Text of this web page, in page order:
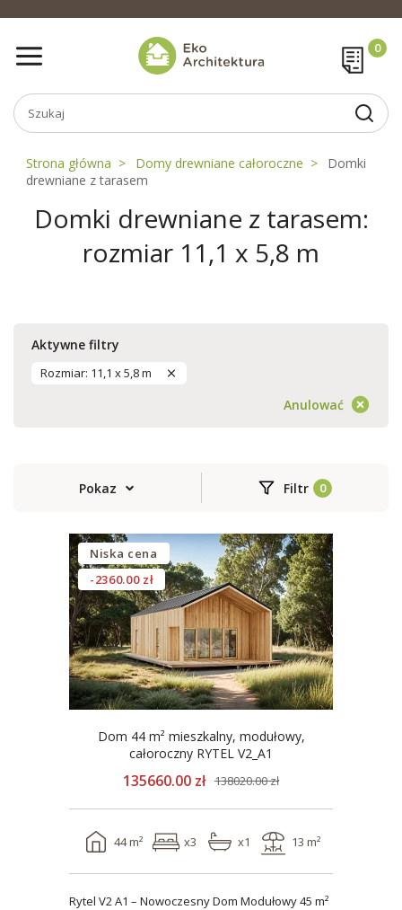
Strona główna Domy drewniane całoroczne
Domki
drewniane z tarasem
Domki drewniane z tarasem:
rozmiar 11,1 x 5,8 m
Aktywne filtry
Rozmiar: 11,1 x 5,8 m
Anulować
Pokaz Filtr
Niska cena
-2360.00 zł
Dom 44 m² mieszkalny, modułowy,
całoroczny RYTEL V2_A1
135660.00 zł 138020.00 zł
44 m² x3 x1 13 m²
Rytel V2 A1 – Nowoczesny Dom Modułowy 45 m²